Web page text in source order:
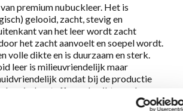
premium nubuckleer. Het is
gelooid, zacht, stevig en
van het leer wordt zacht
het zacht aanvoelt en soepel wordt.
volle dikte en is duurzaam en sterk.
leer is milieuvriendelijk maar
omdat bij de productie
chemische stoffen gebruikt worden.
voeten.